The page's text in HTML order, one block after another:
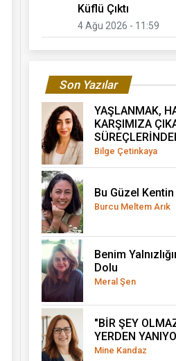
Küflü Çıktı
4 Ağu 2026 - 11:59
Son Yazılar
YAŞLANMAK,
KARŞIMIZA
Bilge Çetinkaya
Bu Güzel
Burcu Meltem Arık
Benim
Dolu
Meral Şen
"BİR ŞEY
YERDEN
Mine Kandaz